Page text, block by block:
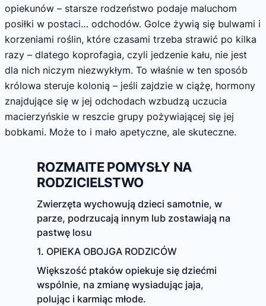
opiekunów – starsze rodzeństwo podaje maluchom
posiłki w postaci… odchodów. Golce żywią się bulwami i
korzeniami roślin, które czasami trzeba strawić po kilka
razy – dlatego koprofagia, czyli jedzenie kału, nie jest
dla nich niczym niezwykłym. To właśnie w ten sposób
królowa steruje kolonią – jeśli zajdzie w ciążę, hormony
znajdujące się w jej odchodach wzbudzą uczucia
macierzyńskie w reszcie grupy pożywiającej się jej
bobkami. Może to i mało apetyczne, ale skuteczne.
ROZMAITE POMYSŁY NA
RODZICIELSTWO
Zwierzęta wychowują dzieci samotnie, w
parze, podrzucają innym lub zostawiają na
pastwę losu
1. OPIEKA OBOJGA RODZICÓW
Większość ptaków opiekuje się dziećmi
wspólnie, na zmianę wysiadując jaja,
polując i karmiąc młode.